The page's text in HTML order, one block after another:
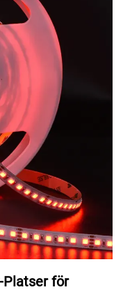
Platser för